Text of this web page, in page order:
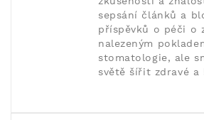
sepsání článků a
příspěvků o péči o
nalezeným
stomatologie, ale
světě šířit zdravé a